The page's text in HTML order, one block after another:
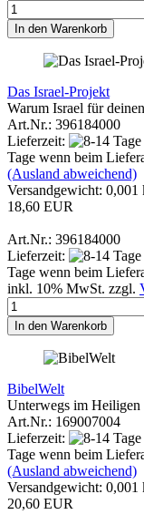
In den Warenkorb
Das Israel-Projekt
Warum Israel für
Art.Nr.: 396184000
Lieferzeit:
Tage wenn beim
(Ausland abweichend)
Versandgewicht: 0,001
18,60 EUR
Art.Nr.: 396184000
Lieferzeit:
Tage wenn beim
inkl. 10% MwSt. zzgl.
In den Warenkorb
BibelWelt
Unterwegs im Heiligen
Art.Nr.: 169007004
Lieferzeit:
Tage wenn beim
(Ausland abweichend)
Versandgewicht: 0,001
20,60 EUR